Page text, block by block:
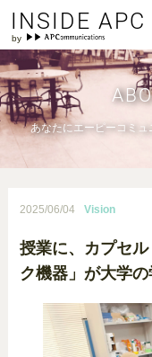
INSIDE APC
あなたにエーピーコミ
2025/06/04 Vision
授業に、カプセ
ク機器」が大学